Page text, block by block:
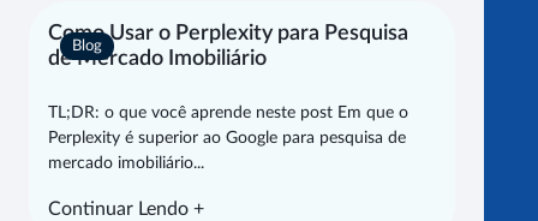
Blog
Como Usar o Perplexity para Pesquisa
de Mercado Imobiliário
TL;DR: o que você aprende neste post Em que o
Perplexity é superior ao Google para pesquisa de
mercado imobiliário...
Continuar Lendo +